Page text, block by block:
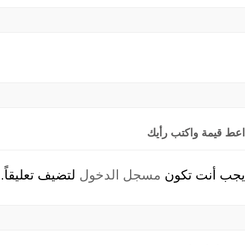
اعط قيمة واكتب رأيك
يجب أنت تكون مسجل الدخول لتضيف تعليقاً.